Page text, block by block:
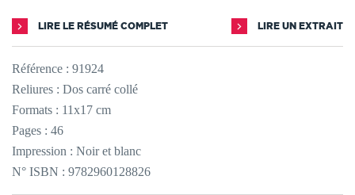
LIRE LE RÉSUMÉ COMPLET LIRE UN EXTRAIT
Référence : 91924
Reliures : Dos carré collé
Formats : 11x17 cm
Pages : 46
Impression : Noir et blanc
N° ISBN : 9782960128826